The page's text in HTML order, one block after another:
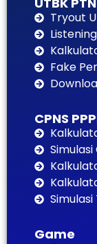
Tryout
Fake
CPNS
Simulasi
Simulasi
Game